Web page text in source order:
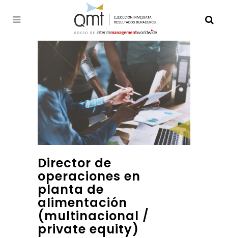
Director de
operaciones en
planta de
alimentación
(multinacional /
private equity)